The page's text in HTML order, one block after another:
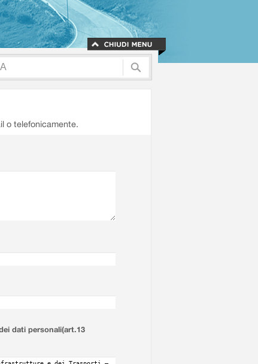
o telefonicamente.
dati personali(art.13